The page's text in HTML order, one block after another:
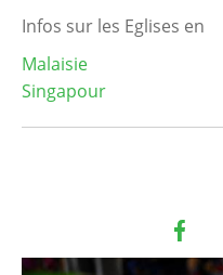
Infos sur les Eglises en
Malaisie
Singapour